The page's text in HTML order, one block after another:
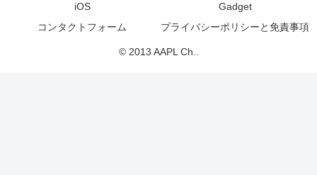
iOS
Gadget
コンタクトフォーム
プライバシーポリシーと免責事項
© 2013 AAPL Ch..